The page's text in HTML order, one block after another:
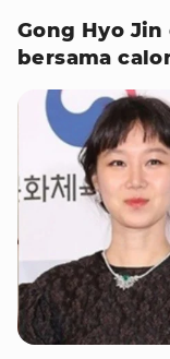
Gong Hyo
bersama